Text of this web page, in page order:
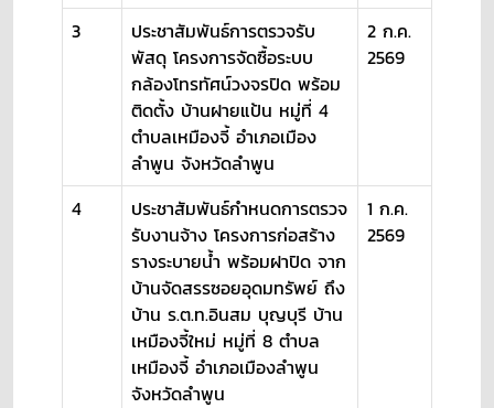
3
ประชาสัมพันธ์การตรวจรับ
พัสดุ โครงการจัดซื้อระบบ
กล้องโทรทัศน์วงจรปิด พร้อม
ติดตั้ง บ้านฝายแป้น หมู่ที่ 4
ตำบลเหมืองจี้ อำเภอเมือง
ลำพูน จังหวัดลำพูน
2 ก.ค.
2569
4
ประชาสัมพันธ์กำหนดการตรวจ
รับงานจ้าง โครงการก่อสร้าง
รางระบายน้ำ พร้อมฝาปิด จาก
บ้านจัดสรรซอยอุดมทรัพย์ ถึง
บ้าน ร.ต.ท.อินสม บุญบุรี บ้าน
เหมืองจี้ใหม่ หมู่ที่ 8 ตำบล
เหมืองจี้ อำเภอเมืองลำพูน
จังหวัดลำพูน
1 ก.ค.
2569